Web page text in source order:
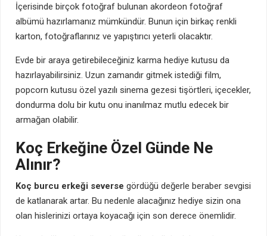
İçerisinde birçok fotoğraf bulunan akordeon fotoğraf
albümü hazırlamanız mümkündür. Bunun için birkaç renkli
karton, fotoğraflarınız ve yapıştırıcı yeterli olacaktır.
Evde bir araya getirebileceğiniz karma hediye kutusu da
hazırlayabilirsiniz. Uzun zamandır gitmek istediği film,
popcorn kutusu özel yazılı sinema gezesi tişörtleri, içecekler,
dondurma dolu bir kutu onu inanılmaz mutlu edecek bir
armağan olabilir.
Koç Erkeğine Özel Günde Ne
Alınır?
Koç burcu erkeği severse gördüğü değerle beraber sevgisi
de katlanarak artar. Bu nedenle alacağınız hediye sizin ona
olan hislerinizi ortaya koyacağı için son derece önemlidir.